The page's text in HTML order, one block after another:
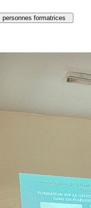
formatrices